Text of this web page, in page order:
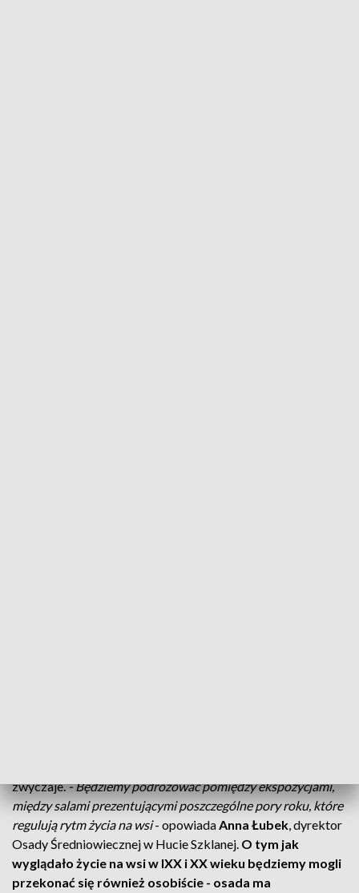
zwyczaje.- Będziemy podróżować pomiędzy ekspozycjami,
między salami prezentującymi poszczególne pory roku, które
regulują rytm życia na wsi- opowiadaAnna Łubek, dyrektor
Osady Średniowiecznej w Hucie Szklanej. O tym jak
wyglądało życie na wsi w IXX i XX wieku będziemy mogli
przekonać się również osobiście - osada ma